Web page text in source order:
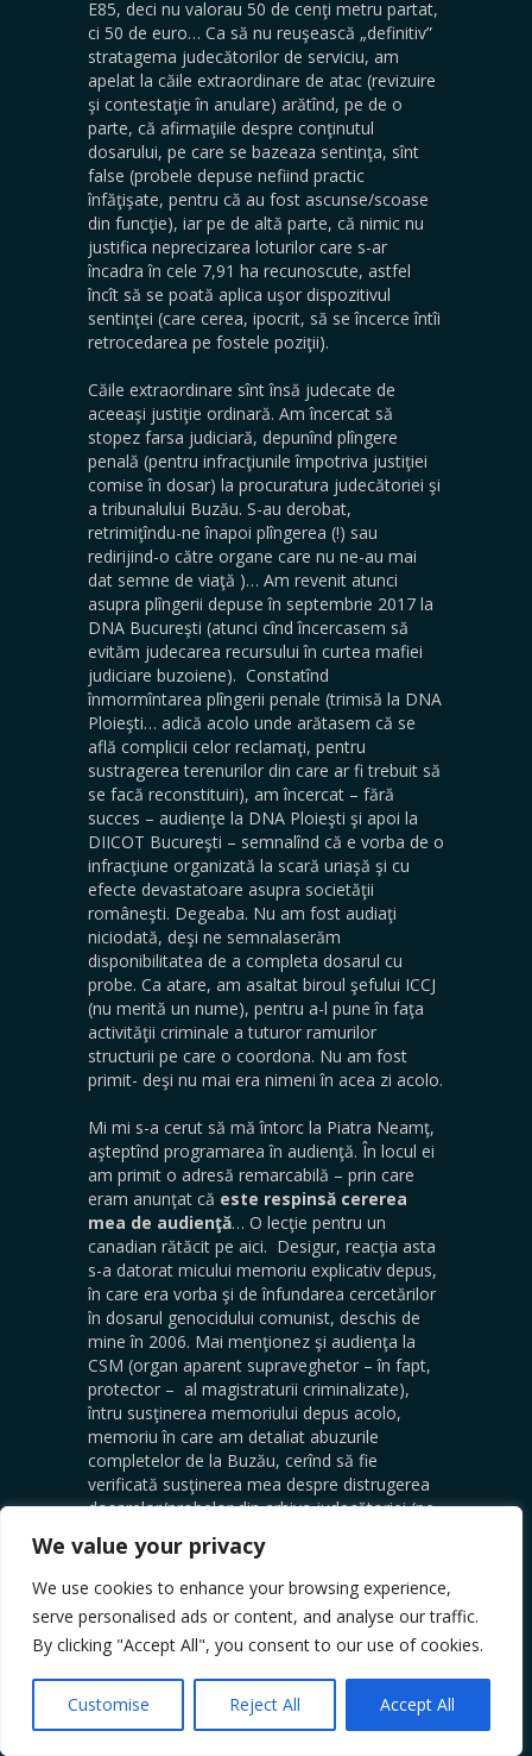
We value your privacy
We use cookies to enhance your browsing experience,
serve personalised ads or content, and analyse our traffic.
By clicking "Accept All", you consent to our use of cookies.
Customise Reject All Accept All
E85, deci nu valorau 50 de cenţi metru partat,
ci 50 de euro… Ca să nu reuşească „definitiv”
stratagema judecătorilor de serviciu, am
apelat la căile extraordinare de atac (revizuire
şi contestaţie în anulare) arătînd, pe de o
parte, că afirmaţiile despre conţinutul
dosarului, pe care se bazeaza sentinţa, sînt
false (probele depuse nefiind practic
înfăţişate, pentru că au fost ascunse/scoase
din funcţie), iar pe de altă parte, că nimic nu
justifica neprecizarea loturilor care s-ar
încadra în cele 7,91 ha recunoscute, astfel
încît să se poată aplica uşor dispozitivul
sentinţei (care cerea, ipocrit, să se încerce întîi
retrocedarea pe fostele poziţii).
Căile extraordinare sînt însă judecate de
aceeaşi justiţie ordinară. Am încercat să
stopez farsa judiciară, depunînd plîngere
penală (pentru infracţiunile împotriva justiţiei
comise în dosar) la procuratura judecătoriei şi
a tribunalului Buzău. S-au derobat,
retrimiţîndu-ne înapoi plîngerea (!) sau
redirijind-o către organe care nu ne-au mai
dat semne de viaţă )… Am revenit atunci
asupra plîngerii depuse în septembrie 2017 la
DNA Bucureşti (atunci cînd încercasem să
evităm judecarea recursului în curtea mafiei
judiciare buzoiene). Constatînd
înmormîntarea plîngerii penale (trimisă la DNA
Ploieşti… adică acolo unde arătasem că se
află complicii celor reclamaţi, pentru
sustragerea terenurilor din care ar fi trebuit să
se facă reconstituiri), am încercat – fără
succes – audienţe la DNA Ploieşti şi apoi la
DIICOT Bucureşti – semnalînd că e vorba de o
infracţiune organizată la scară uriaşă şi cu
efecte devastatoare asupra societăţii
româneşti. Degeaba. Nu am fost audiaţi
niciodată, deşi ne semnalaserăm
disponibilitatea de a completa dosarul cu
probe. Ca atare, am asaltat biroul şefului ICCJ
(nu merită un nume), pentru a-l pune în faţa
activităţii criminale a tuturor ramurilor
structurii pe care o coordona. Nu am fost
primit- deşi nu mai era nimeni în acea zi acolo.
Mi mi s-a cerut să mă întorc la Piatra Neamţ,
aşteptînd programarea în audienţă. În locul ei
am primit o adresă remarcabilă – prin care
eram anunţat că este respinsă cererea
mea de audienţă… O lecţie pentru un
canadian rătăcit pe aici. Desigur, reacţia asta
s-a datorat micului memoriu explicativ depus,
în care era vorba şi de înfundarea cercetărilor
în dosarul genocidului comunist, deschis de
mine în 2006. Mai menţionez şi audienţa la
CSM (organ aparent supraveghetor – în fapt,
protector – al magistraturii criminalizate),
întru susţinerea memoriului depus acolo,
memoriu în care am detaliat abuzurile
completelor de la Buzău, cerînd să fie
verificată susţinerea mea despre distrugerea
dosarelor/probelor din arhiva judecătoriei (pe
poată „re-amenja”, acoperitor).
Mi-am dat seama însă, din ostilitatea cu care
am fost tratat în audienţă, că va urma o
verificare formală… Care a stabilit, discutînd
cu cine trebuie, că situaţia din arhivă nu este
cea reclamată de mine… Fără însă a consulta
dosarele, întru liniştea oficinelor din Buzău,